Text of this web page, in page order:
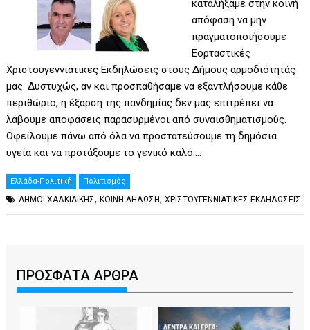
καταλήξαμε στην κοινή
απόφαση να μην
πραγματοποιήσουμε
Εορταστικές
Χριστουγεννιάτικες Εκδηλώσεις στους Δήμους αρμοδιότητάς
μας. Δυστυχώς, αν και προσπαθήσαμε να εξαντλήσουμε κάθε
περιθώριο, η έξαρση της πανδημίας δεν μας επιτρέπει να
λάβουμε αποφάσεις παρασυρμένοι από συναισθηματισμούς.
Οφείλουμε πάνω από όλα να προστατεύσουμε τη δημόσια
υγεία και να προτάξουμε το γενικό καλό.…
Ελλάδα-Πολιτική Πολιτισμός
ΔΗΜΟΙ ΧΑΛΚΙΔΙΚΗΣ,ΚΟΙΝΗ ΔΗΛΩΣΗ,ΧΡΙΣΤΟΥΓΕΝΝΙΑΤΙΚΕΣ ΕΚΔΗΛΩΣΕΙΣ
ΠΡΟΣΦΑΤΑ ΑΡΘΡΑ